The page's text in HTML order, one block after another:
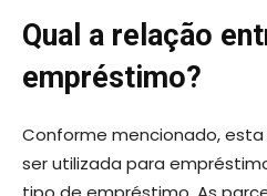
Qual a relação
empréstimo?
Conforme mencionado, esta
ser utilizada para